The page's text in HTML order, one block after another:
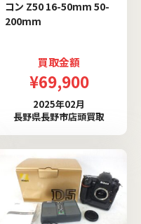
コン Z50 16-50mm 50-
200mm
買取金額
¥69,900
2025年02月
長野県長野市店頭買取